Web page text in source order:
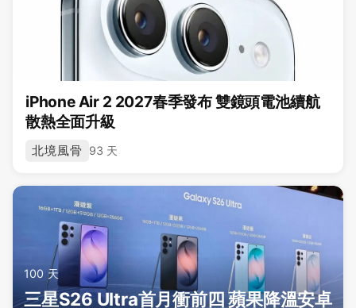
iPhone Air 2 2027春季發布 雙鏡頭電池續航
散熱全面升級
北境風骨 93 天
100 天
三星S26 Ultra首月衝前四 蘋果降溫安卓